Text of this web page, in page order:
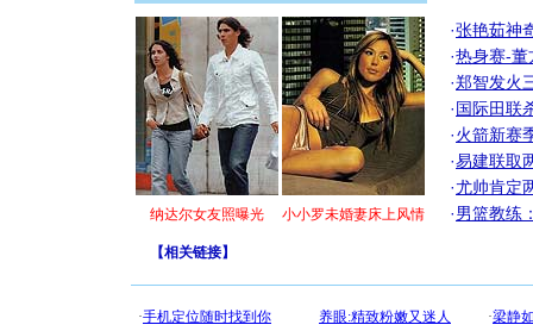
纳达尔女友照曝光 小小罗未婚妻床上风情
·张艳茹神
·热身赛-董
·郑智发火
·国际田联
·火箭新赛
·易建联取
·尤帅肯定
·男篮教练
【相关链接】